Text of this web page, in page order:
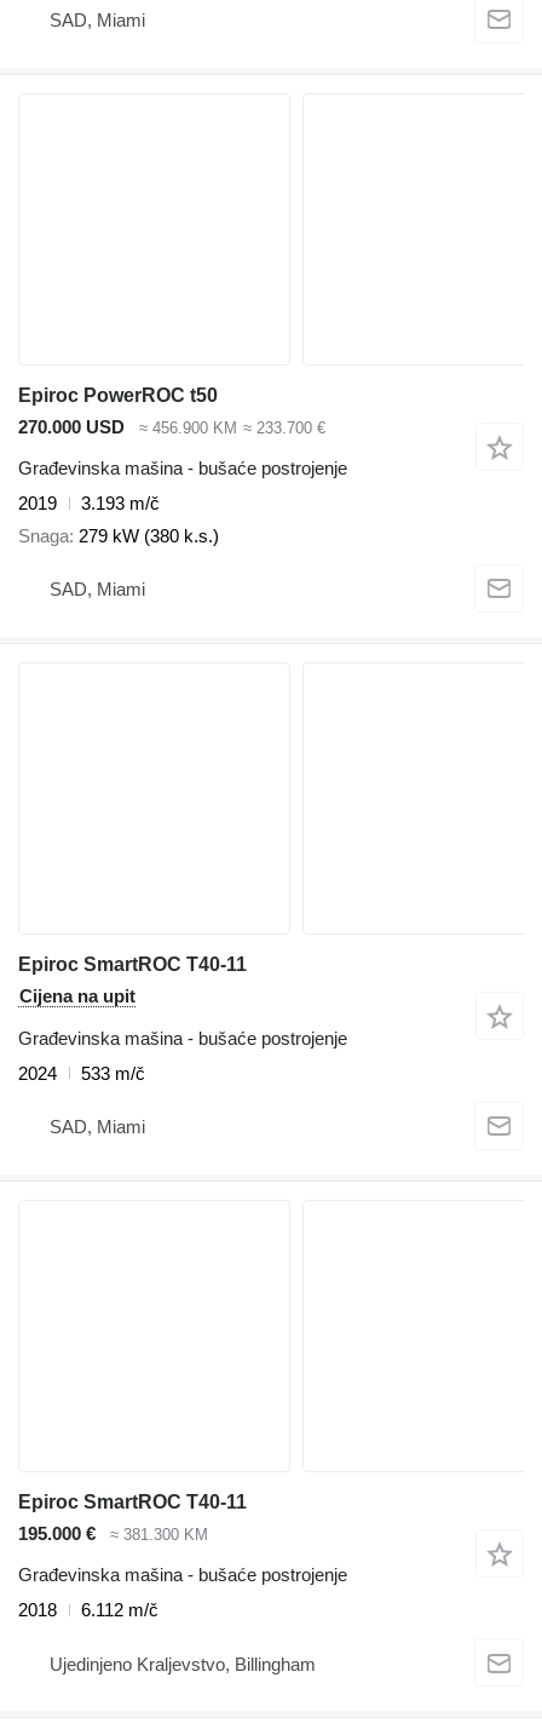
SAD, Miami
Epiroc PowerROC t50
270.000 USD
≈ 456.900 KM ≈ 233.700 €
Građevinska mašina - bušaće postrojenje
2019
3.193 m/č
Snaga 279 kW (380 k.s.)
SAD, Miami
Epiroc SmartROC T40-11
Cijena na upit
Građevinska mašina - bušaće postrojenje
2024
533 m/č
SAD, Miami
Epiroc SmartROC T40-11
195.000 €
≈ 381.300 KM
Građevinska mašina - bušaće postrojenje
2018
6.112 m/č
Ujedinjeno Kraljevstvo, Billingham